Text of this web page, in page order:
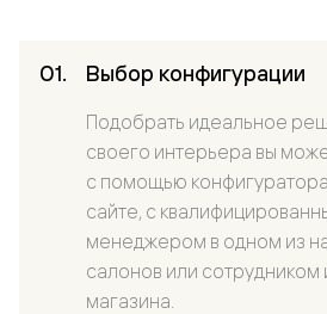
Выбор конфигурации
Подобрать идеальное
своего интерьера вы
с помощью
сайте, с
менеджером в одном из
салонов или сотрудником
магазина.